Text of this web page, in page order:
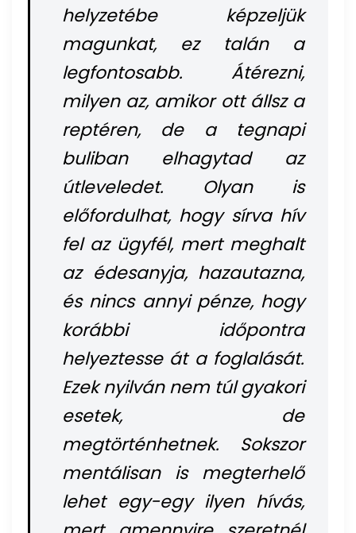
helyzetébe képzeljük
magunkat, ez talán a
legfontosabb. Átérezni,
milyen az, amikor ott állsz a
reptéren, de a tegnapi
buliban elhagytad az
útleveledet. Olyan is
előfordulhat, hogy sírva hív
fel az ügyfél, mert meghalt
az édesanyja, hazautazna,
és nincs annyi pénze, hogy
korábbi időpontra
helyeztesse át a foglalását.
Ezek nyilván nem túl gyakori
esetek, de
megtörténhetnek. Sokszor
mentálisan is megterhelő
lehet egy-egy ilyen hívás,